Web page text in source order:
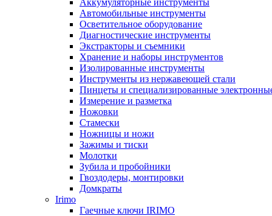
Аккумуляторные инструменты
Автомобильные инструменты
Осветительное оборудование
Диагностические инструменты
Экстракторы и съемники
Хранение и наборы инструментов
Изолированные инструменты
Инструменты из нержавеющей стали
Пинцеты и специализированные
Измерение и разметка
Ножовки
Стамески
Ножницы и ножи
Зажимы и тиски
Молотки
Зубила и пробойники
Гвоздодеры, монтировки
Домкраты
Irimo
Гаечные ключи IRIMO